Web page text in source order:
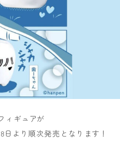
ィギュアが
より順次発売となります！